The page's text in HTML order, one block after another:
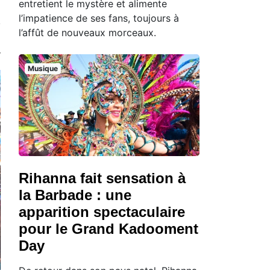
entretient le mystère et alimente
l’impatience de ses fans, toujours à
l’affût de nouveaux morceaux.
Musique
Rihanna fait sensation à
la Barbade : une
apparition spectaculaire
pour le Grand Kadooment
Day